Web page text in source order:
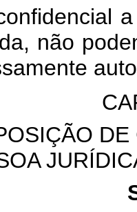
não